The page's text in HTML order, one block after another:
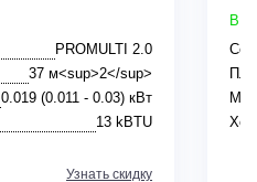
PROMULTI 2.0
37 м<sup>2</sup>
0.019 (0.011 - 0.03) кВт
13 kBTU
Узнать скидку
В